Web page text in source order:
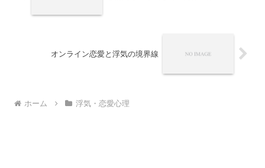
オンライン恋愛と浮気の境界線
ホーム 浮気・恋愛心理